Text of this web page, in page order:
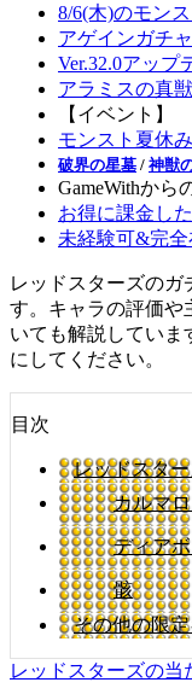
8/6(木)のモン
アゲインガチ
Ver.32.0アップ
アラミスの真
【イベント】
モンスト夏休
破界の星墓 / 神獣
GameWithから
お得に課金し
未経験可&完全
レッドスターズのガ
す。キャラの評価や
いても解説していま
にしてください。
目次
レッドスタ
カルマ
ディア
骸
その他の限
レッドスターズの当